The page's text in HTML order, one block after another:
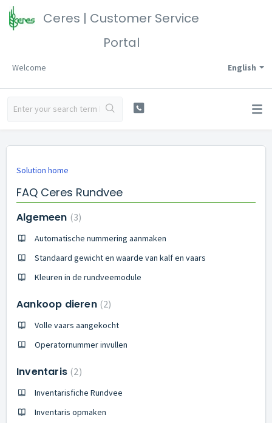
Ceres | Customer Service
Portal
English
Welcome
Solution home
FAQ Ceres Rundvee
Algemeen 3
Automatische nummering aanmaken
Standaard gewicht en waarde van kalf en vaars
Kleuren in de rundveemodule
Aankoop dieren 2
Volle vaars aangekocht
Operatornummer invullen
Inventaris 2
Inventarisfiche Rundvee
Inventaris opmaken